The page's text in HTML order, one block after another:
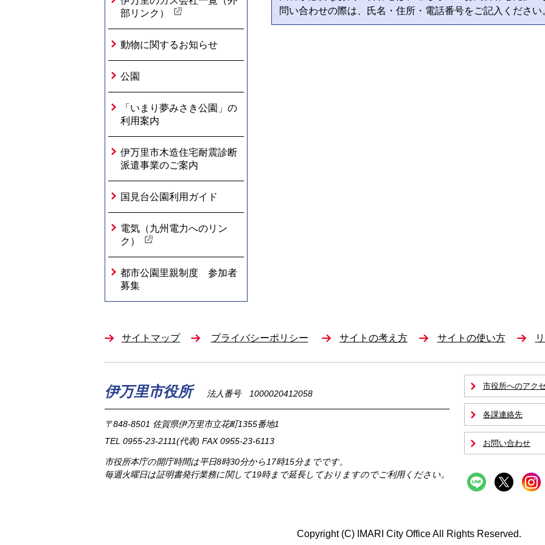
部リンク）
動物に関するお知らせ
公園
「いまり夢みさき公園」の
利用案内
伊万里市木造住宅耐震診断
派遣事業のご案内
国見台公園利用ガイド
電気（九州電力へのリン
ク）
都市公園里親制度 参加者
募集
問い合わせの際は、氏名・住所・電話番号をご記入ください
サイトマップ プライバシーポリシー サイトの考え方 サイトの使い方
伊万里市役所 法人番号 1000020412058
〒848-8501 佐賀県伊万里市立花町1355番地1
TEL 0955-23-2111(代表) FAX 0955-23-6113
市役所本庁の開庁時間は平日8時30分から17時15分までです。
毎週火曜日は証明書発行業務に関して19時まで延長しておりますのでご利用ください。
市役所へのアク
各課連絡先
お問い合わせ
Copyright (C) IMARI City Office All Rights Reserved.